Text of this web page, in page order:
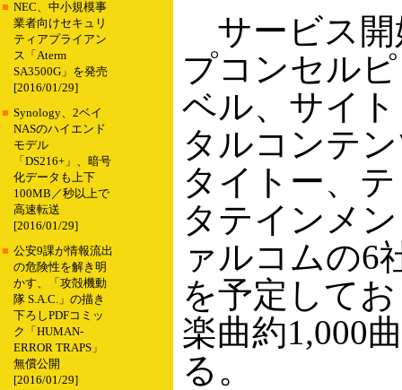
■ NEC、中小規模事
業者向けセキュリ
ティアプライアン
ス「Aterm
SA3500G」を発売
[2016/01/29]
■ Synology、2ベイ
NASのハイエンド
モデル
「DS216+」、暗号
化データも上下
100MB／秒以上で
高速転送
[2016/01/29]
■ 公安9課が情報流出
の危険性を解き明
かす、「攻殻機動
隊 S.A.C.」の描き
下ろしPDFコミッ
ク「HUMAN-
ERROR TRAPS」
無償公開
[2016/01/29]
サービス開
プコンセル
ベル、サイ
タルコンテ
タイトー、
タテインメ
ァルコムの6
を予定して
楽曲約1,000
る。